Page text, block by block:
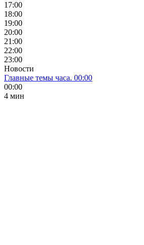
17:00
18:00
19:00
20:00
21:00
22:00
23:00
Новости
Главные темы часа. 00:00
00:00
4 мин